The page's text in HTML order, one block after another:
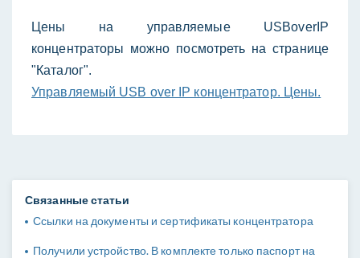
Цены на управляемые USBoverIP
концентраторы можно посмотреть на странице
"Каталог".
Управляемый USB over IP концентратор. Цены.
Связанные статьи
Ссылки на документы и сертификаты концентратора
Получили устройство. В комплекте только паспорт на